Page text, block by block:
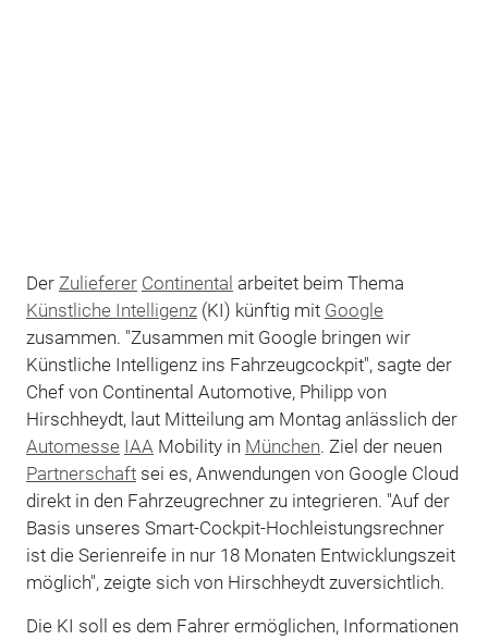
Der Zulieferer Continental arbeitet beim Thema
Künstliche Intelligenz(KI) künftig mit Google
zusammen. "Zusammen mit Google bringen wir
Künstliche Intelligenz ins Fahrzeugcockpit", sagte der
Chef von Continental Automotive, Philipp von
Hirschheydt, laut Mitteilung am Montag anlässlich der
Automesse IAA Mobility in München. Ziel der neuen
Partnerschaftsei es, Anwendungen von Google Cloud
direkt in den Fahrzeugrechner zu integrieren. "Auf der
Basis unseres Smart-Cockpit-Hochleistungsrechner
ist die Serienreife in nur 18 Monaten Entwicklungszeit
möglich", zeigte sich von Hirschheydt zuversichtlich.
Die KI soll es dem Fahrer ermöglichen, Informationen